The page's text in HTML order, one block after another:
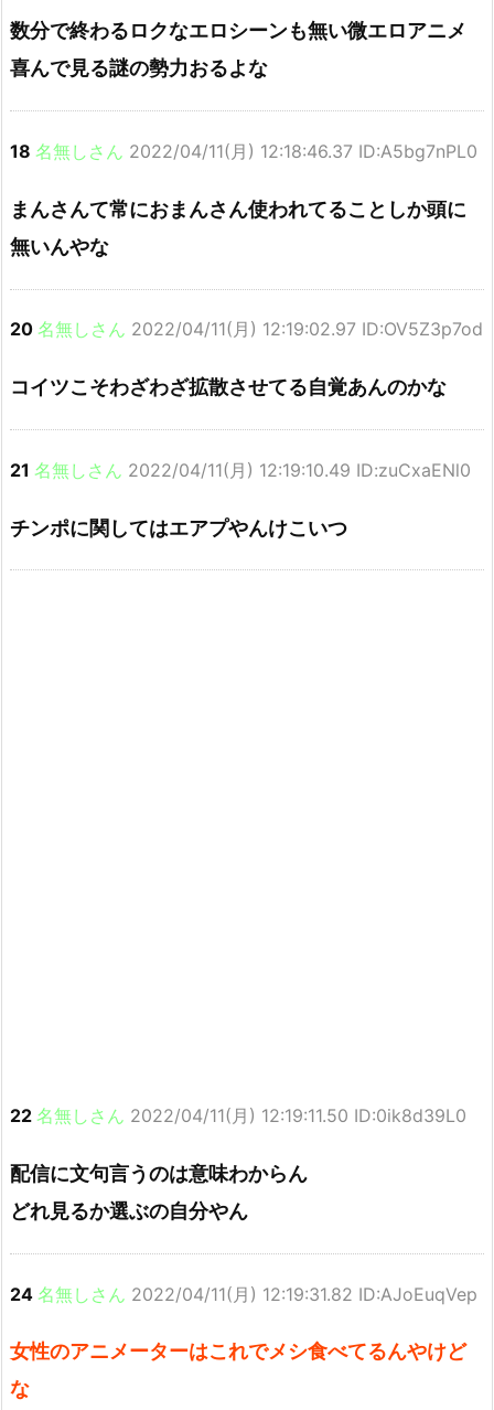
数分で終わるロクなエロシーンも無い微エロアニメ
喜んで見る謎の勢力おるよな
18 名無しさん 2022/04/11(月) 12:18:46.37 ID:A5bg7nPL0
まんさんて常におまんさん使われてることしか頭に
無いんやな
20 名無しさん 2022/04/11(月) 12:19:02.97 ID:OV5Z3p7od
コイツこそわざわざ拡散させてる自覚あんのかな
21 名無しさん 2022/04/11(月) 12:19:10.49 ID:zuCxaENl0
チンポに関してはエアプやんけこいつ
22 名無しさん 2022/04/11(月) 12:19:11.50 ID:0ik8d39L0
配信に文句言うのは意味わからん
どれ見るか選ぶの自分やん
24 名無しさん 2022/04/11(月) 12:19:31.82 ID:AJoEuqVep
女性のアニメーターはこれでメシ食べてるんやけど
な